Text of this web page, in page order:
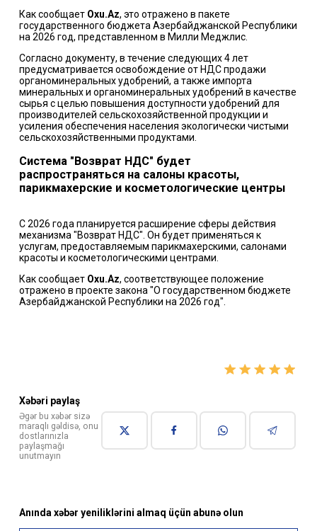
Как сообщает Oxu.Az, это отражено в пакете
государственного бюджета Азербайджанской Республики
на 2026 год, представленном в Милли Меджлис.
Согласно документу, в течение следующих 4 лет
предусматривается освобождение от НДС продажи
органоминеральных удобрений, а также импорта
минеральных и органоминеральных удобрений в качестве
сырья с целью повышения доступности удобрений для
производителей сельскохозяйственной продукции и
усиления обеспечения населения экологически чистыми
сельскохозяйственными продуктами.
Система "Возврат НДС" будет
распространяться на салоны красоты,
парикмахерские и косметологические центры
С 2026 года планируется расширение сферы действия
механизма "Возврат НДС". Он будет применяться к
услугам, предоставляемым парикмахерскими, салонами
красоты и косметологическими центрами.
Как сообщает Oxu.Az, соответствующее положение
отражено в проекте закона "О государственном бюджете
Азербайджанской Республики на 2026 год".
Xəbəri paylaş
Əgər bu xəbər sizə
maraqlı gəldisə, onu
dostlarınızla
paylaşmağı
unutmayın
Anında xəbər yeniliklərini almaq üçün abunə olun